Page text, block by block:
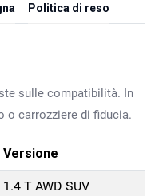
Politica di reso
sulle compatibilità. In
o carrozziere di fiducia.
Versione
1.4 T AWD SUV